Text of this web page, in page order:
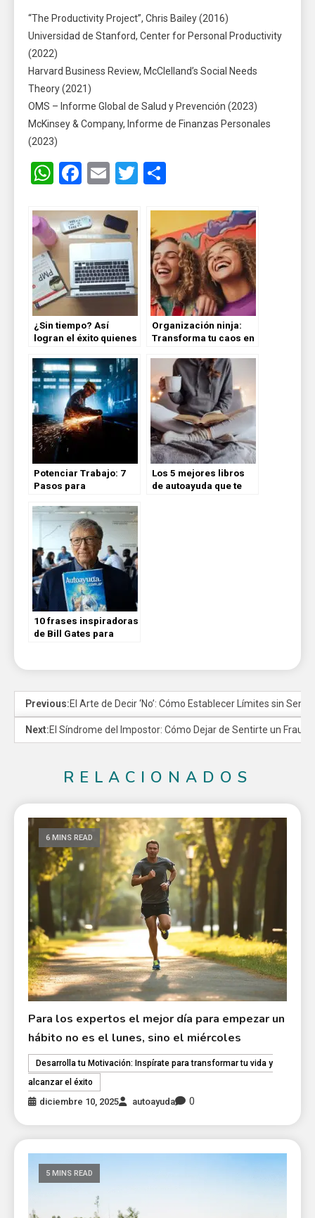
“The Productivity Project”, Chris Bailey (2016)
Universidad de Stanford, Center for Personal Productivity
(2022)
Harvard Business Review, McClelland’s Social Needs
Theory (2021)
OMS – Informe Global de Salud y Prevención (2023)
McKinsey & Company, Informe de Finanzas Personales
(2023)
WhatsApp
Facebook
EmailTwitter
¿Sin tiempo? Así
logran el éxito quienes
al día
Organización ninja:
Transforma tu caos en
tiempo
Potenciar Trabajo: 7
Pasos para
Potencial y Alcanzar
tus Metas
Profesionales
Los 5 mejores libros
de autoayuda que te
10 frases inspiradoras
de Bill Gates para
Previous:El Arte de Decir ‘No’: Cómo Establecer Límites sin
Next:El Síndrome del Impostor: Cómo Dejar de Sentirte un
RELACIONADOS
6 MINS READ
Para los expertos el mejor día para empezar un
hábito no es el lunes, sino el miércoles
Desarrolla tu Motivación: Inspírate para transformar tu vida y
alcanzar el éxito
diciembre 10, 2025 autoayuda 0
5 MINS READ